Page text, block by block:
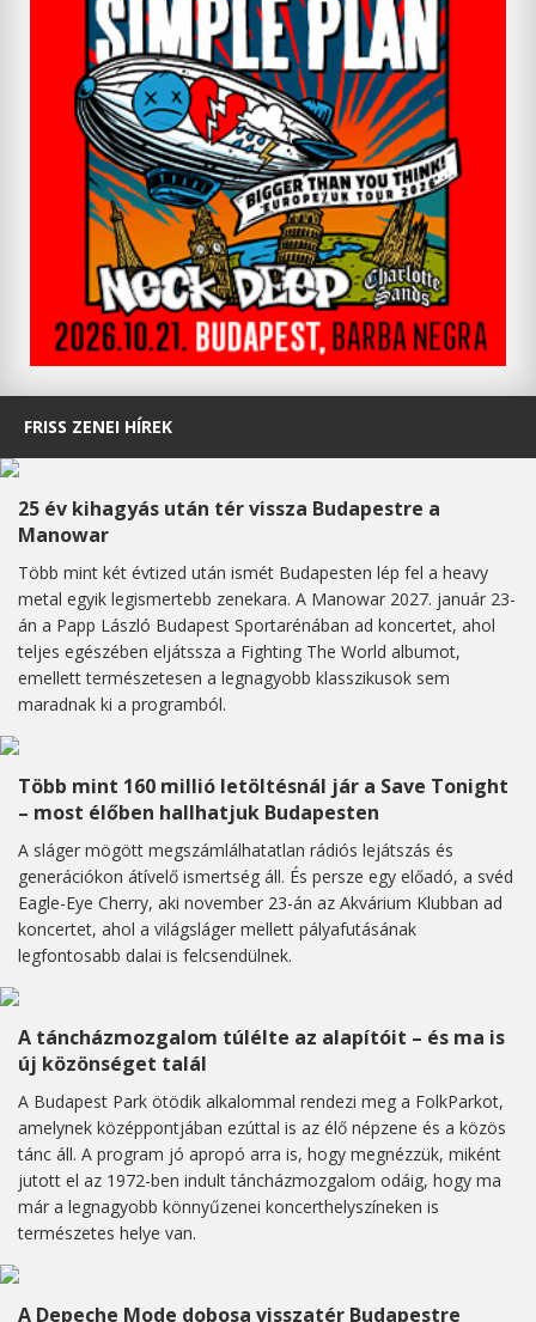
FRISS ZENEI HÍREK
25 év kihagyás után tér vissza Budapestre a
Manowar
Több mint két évtized után ismét Budapesten lép fel a heavy
metal egyik legismertebb zenekara. A Manowar 2027. január 23-
án a Papp László Budapest Sportarénában ad koncertet, ahol
teljes egészében eljátssza a Fighting The World albumot,
emellett természetesen a legnagyobb klasszikusok sem
maradnak ki a programból.
Több mint 160 millió letöltésnál jár a Save Tonight
– most élőben hallhatjuk Budapesten
A sláger mögött megszámlálhatatlan rádiós lejátszás és
generációkon átívelő ismertség áll. És persze egy előadó, a svéd
Eagle-Eye Cherry, aki november 23-án az Akvárium Klubban ad
koncertet, ahol a világsláger mellett pályafutásának
legfontosabb dalai is felcsendülnek.
A táncházmozgalom túlélte az alapítóit – és ma is
új közönséget talál
A Budapest Park ötödik alkalommal rendezi meg a FolkParkot,
amelynek középpontjában ezúttal is az élő népzene és a közös
tánc áll. A program jó apropó arra is, hogy megnézzük, miként
jutott el az 1972-ben indult táncházmozgalom odáig, hogy ma
már a legnagyobb könnyűzenei koncerthelyszíneken is
természetes helye van.
A Depeche Mode dobosa visszatér Budapestre